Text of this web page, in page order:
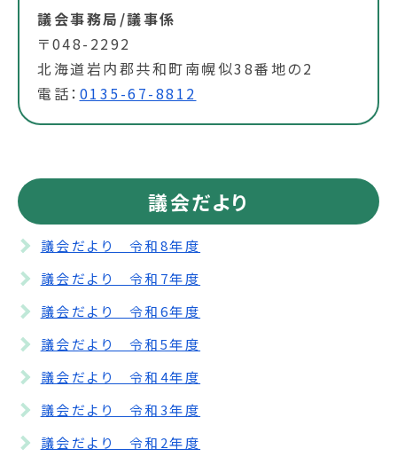
議会事務局/議事係
〒048-2292
北海道岩内郡共和町南幌似38番地の2
電話： 0135-67-8812
議会だより
議会だより 令和8年度
議会だより 令和7年度
議会だより 令和6年度
議会だより 令和5年度
議会だより 令和4年度
議会だより 令和3年度
議会だより 令和2年度